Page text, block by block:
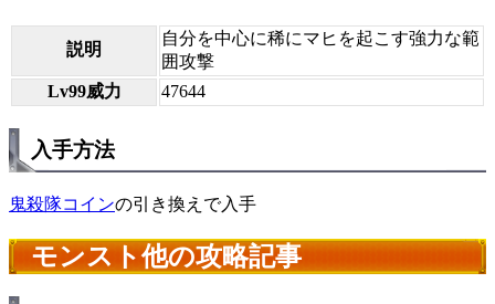
説明
自分を中心に稀にマヒを起こす強力な範
囲攻撃
Lv99威力
47644
入手方法
鬼殺隊コインの引き換えで入手
モンスト他の攻略記事